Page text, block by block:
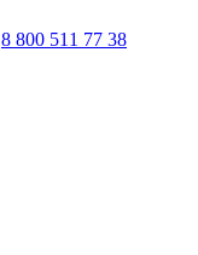
8 800 511 77 38